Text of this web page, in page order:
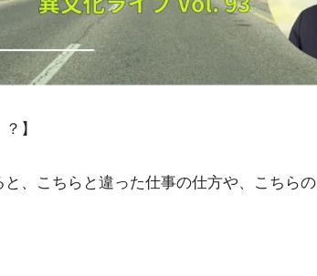
】
、こちらと違った仕事の仕方や、こちらの